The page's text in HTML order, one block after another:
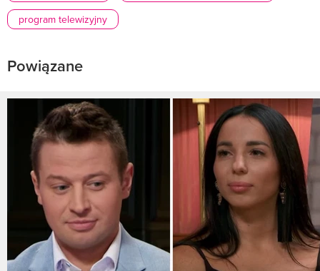
program telewizyjny
Powiązane